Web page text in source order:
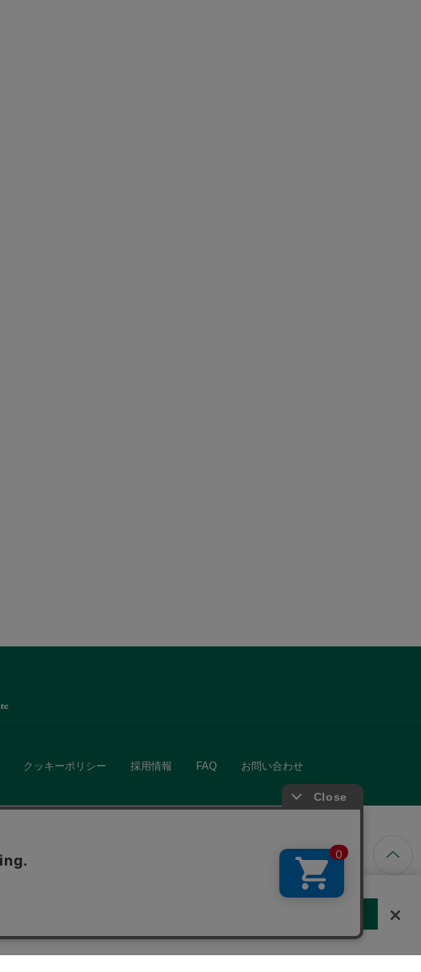
クッキーポリシー 採用情報 FAQ お問い合わせ